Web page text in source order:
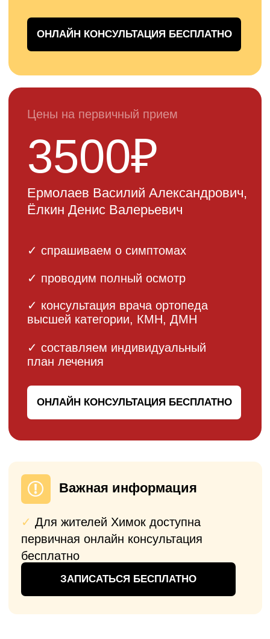
Все наши врачи регулярно
проходят повышение
квалификации и участвуют в
ОТ 225 000₽
наблюдение
Анестезия
плечевого сустава
Однополюсное
эндопротезирование коленного
сустава
Операция
плечевых суставов. При составлении
предварительного счета — фиксируем для
время принять решение). При повторном
обращении для эндопротезирования
предусмотрена система скидок (до 10%).
эндопротезирования
плечевого сустава